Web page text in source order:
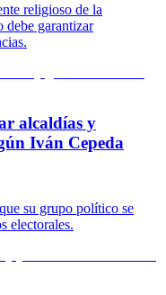
religioso de la
debe garantizar
alcaldías y
Iván Cepeda
su grupo político se
electorales.